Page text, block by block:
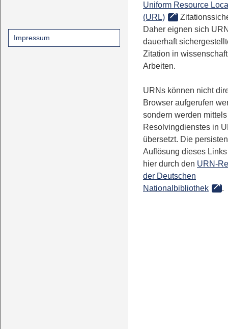
Impressum
Uniform Resource
(URL)
Daher eignen sich
dauerhaft
Zitation in
Arbeiten.
URNs können nicht
Browser aufgerufen
sondern werden
Resolvingdienstes in
übersetzt. Die
Auflösung dieses
hier durch den URN-
der Deutschen
Nationalbibliothek
.